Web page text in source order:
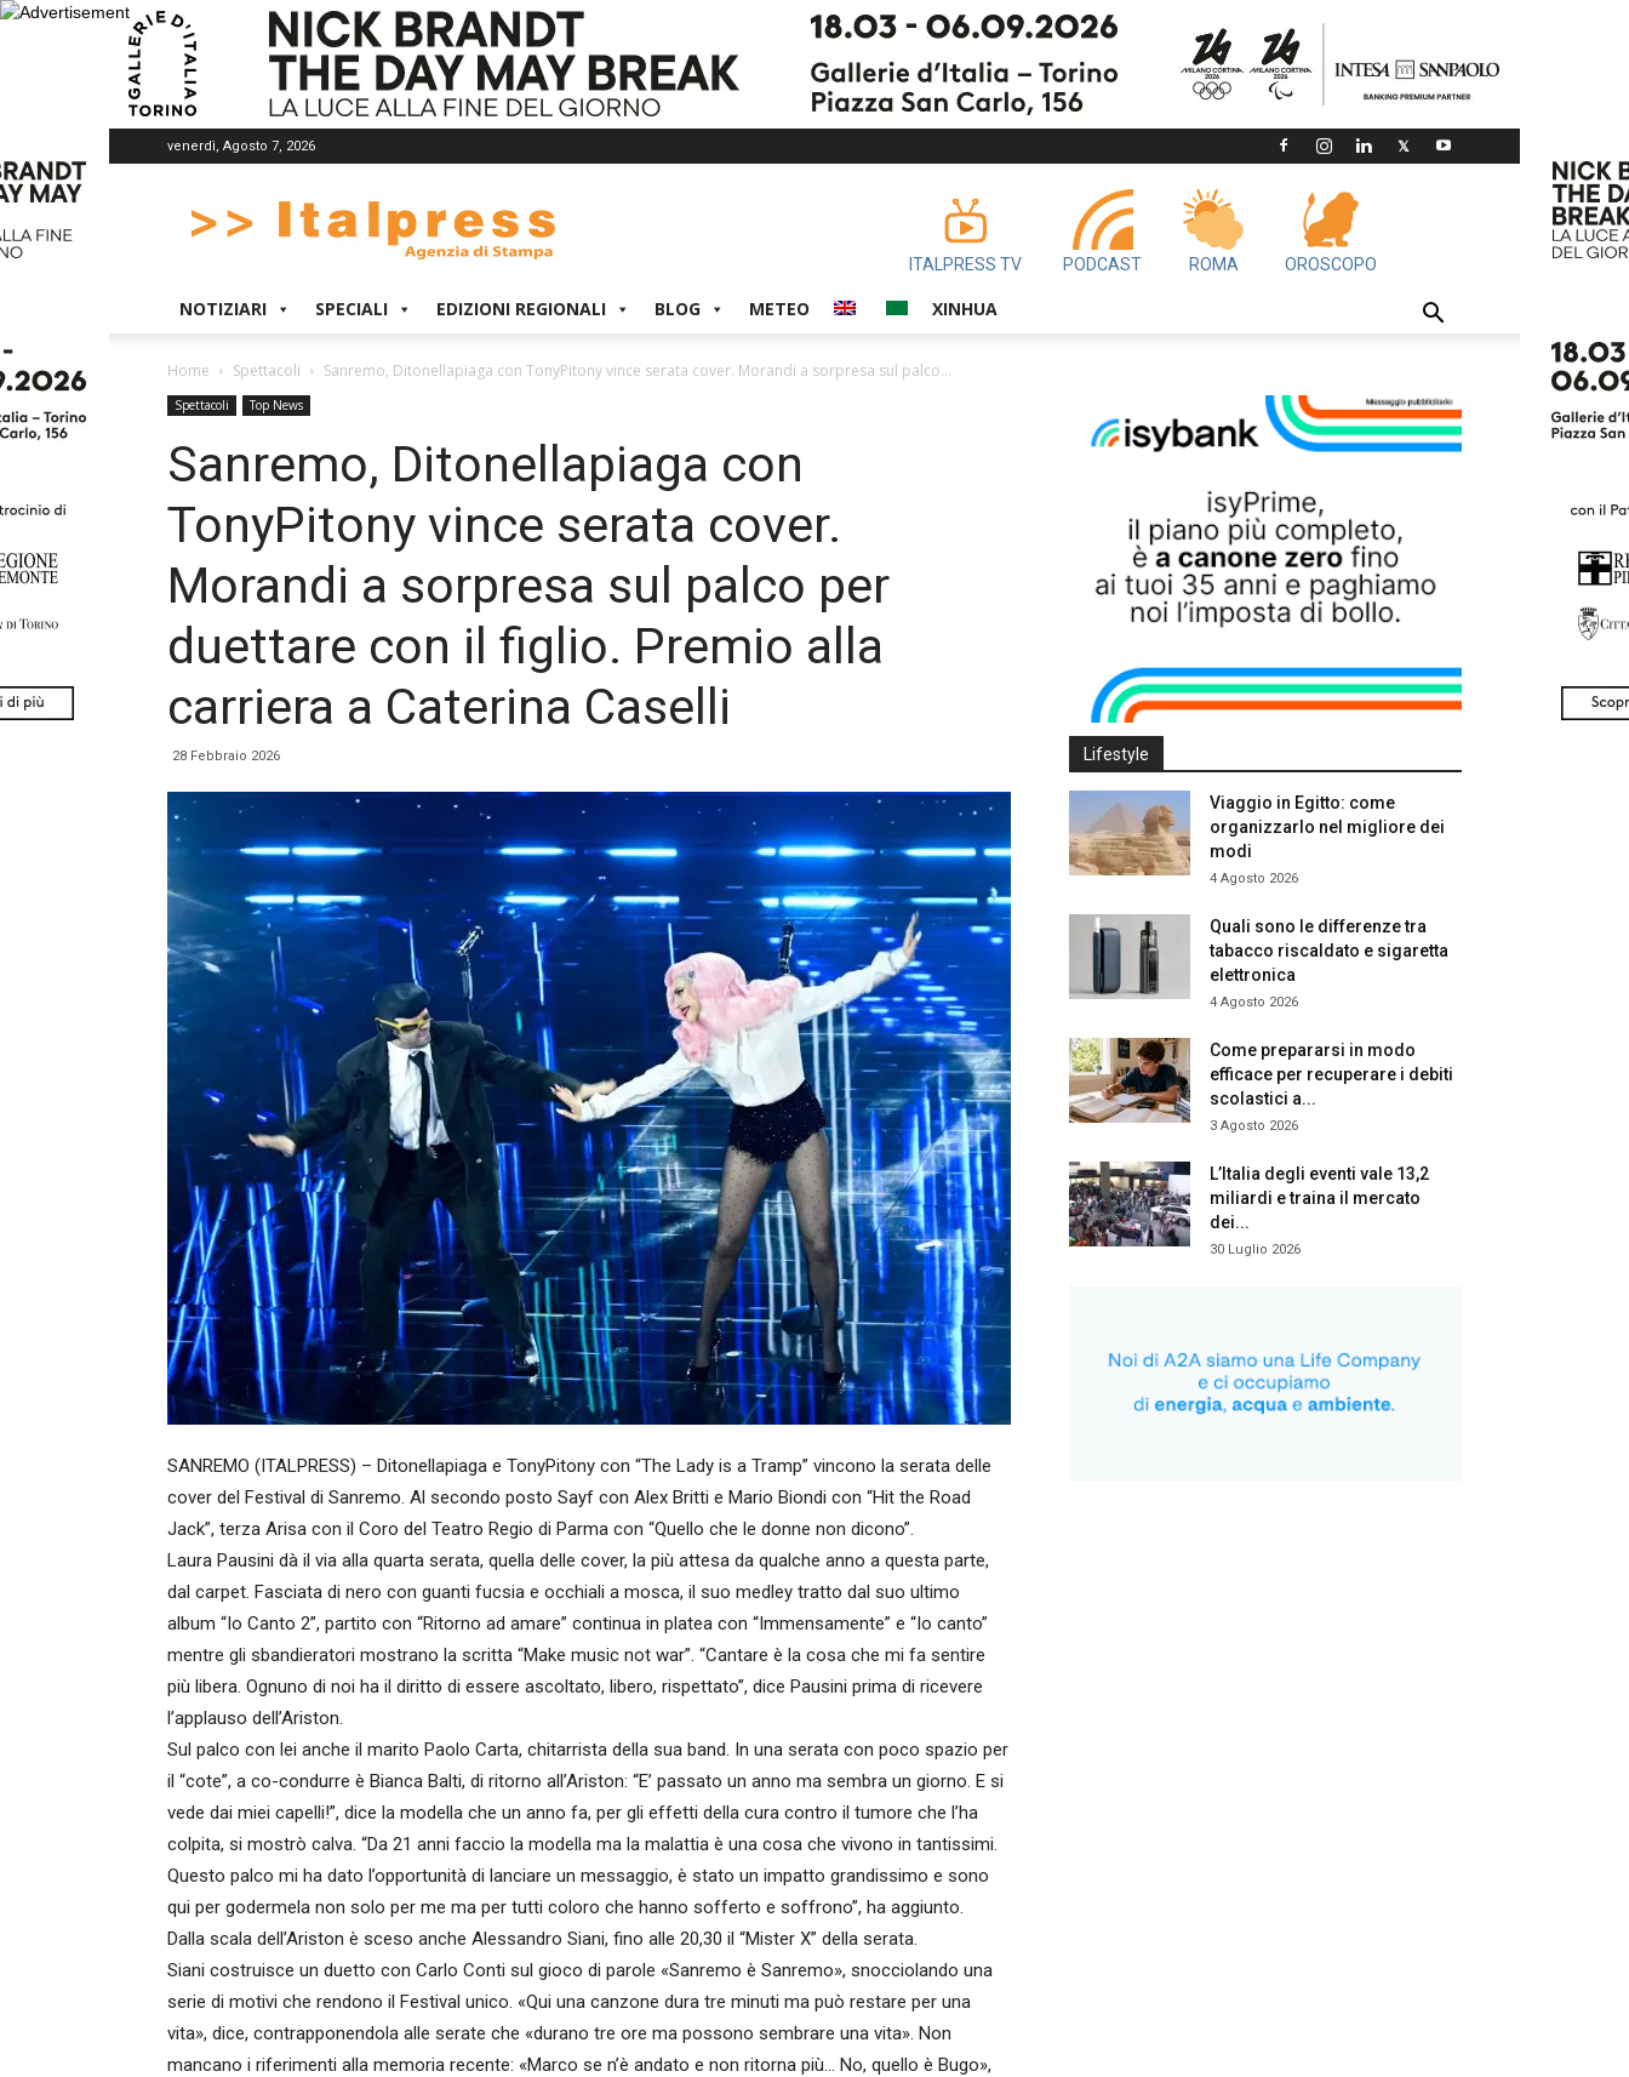
venerdì, Agosto 7, 2026
ITALPRESS TV PODCAST ROMA OROSCOPO
NOTIZIARI SPECIALI EDIZIONI REGIONALI BLOG METEO XINHUA
Home Spettacoli Sanremo, Ditonellapiaga con TonyPitony vince serata cover. Morandi a sorpresa sul palco...
Spettacoli Top News
Sanremo, Ditonellapiaga con
TonyPitony vince serata cover.
Morandi a sorpresa sul palco per
duettare con il figlio. Premio alla
carriera a Caterina Caselli
28 Febbraio 2026
SANREMO (ITALPRESS) – Ditonellapiaga e TonyPitony con “The Lady is a Tramp” vincono la serata delle
cover del Festival di Sanremo. Al secondo posto Sayf con Alex Britti e Mario Biondi con “Hit the Road
Jack”, terza Arisa con il Coro del Teatro Regio di Parma con “Quello che le donne non dicono”.
Laura Pausini dà il via alla quarta serata, quella delle cover, la più attesa da qualche anno a questa parte,
dal carpet. Fasciata di nero con guanti fucsia e occhiali a mosca, il suo medley tratto dal suo ultimo
album “Io Canto 2”, partito con “Ritorno ad amare” continua in platea con “Immensamente” e “Io canto”
mentre gli sbandieratori mostrano la scritta “Make music not war”. “Cantare è la cosa che mi fa sentire
più libera. Ognuno di noi ha il diritto di essere ascoltato, libero, rispettato”, dice Pausini prima di ricevere
l’applauso dell’Ariston.
Sul palco con lei anche il marito Paolo Carta, chitarrista della sua band. In una serata con poco spazio per
il “cote”, a co-condurre è Bianca Balti, di ritorno all’Ariston: “E’ passato un anno ma sembra un giorno. E si
vede dai miei capelli!”, dice la modella che un anno fa, per gli effetti della cura contro il tumore che l’ha
colpita, si mostrò calva. “Da 21 anni faccio la modella ma la malattia è una cosa che vivono in tantissimi.
Questo palco mi ha dato l’opportunità di lanciare un messaggio, è stato un impatto grandissimo e sono
qui per godermela non solo per me ma per tutti coloro che hanno sofferto e soffrono”, ha aggiunto.
Dalla scala dell’Ariston è sceso anche Alessandro Siani, fino alle 20,30 il “Mister X” della serata.
Siani costruisce un duetto con Carlo Conti sul gioco di parole «Sanremo è Sanremo», snocciolando una
serie di motivi che rendono il Festival unico. «Qui una canzone dura tre minuti ma può restare per una
vita», dice, contrapponendola alle serate che «durano tre ore ma possono sembrare una vita». Non
mancano i riferimenti alla memoria recente: «Marco se n’è andato e non ritorna più… No, quello è Bugo»,
Lifestyle
Viaggio in Egitto: come
organizzarlo nel migliore dei
modi
4 Agosto 2026
Quali sono le differenze tra
tabacco riscaldato e sigaretta
elettronica
4 Agosto 2026
Come prepararsi in modo
efficace per recuperare i debiti
scolastici a...
3 Agosto 2026
L’Italia degli eventi vale 13,2
miliardi e traina il mercato
dei...
30 Luglio 2026